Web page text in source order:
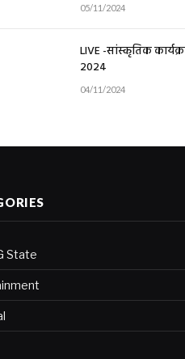
05/11/2024
LIVE -सांस्कृतिक
2024
04/11/2024
State